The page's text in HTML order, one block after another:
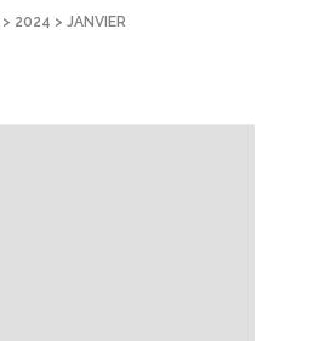
> 2024 > JANVIER